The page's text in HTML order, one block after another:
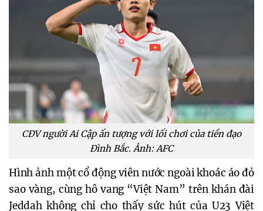
CĐV người Ai Cập ấn tượng với lối chơi của tiền đạo
Đình Bắc. Ảnh: AFC
Hình ảnh một cổ động viên nước ngoài khoác áo đỏ
sao vàng, cùng hô vang “Việt Nam” trên khán đài
Jeddah không chỉ cho thấy sức hút của U23 Việt